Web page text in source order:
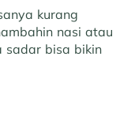
kurang
nasi atau
sadar bisa bikin